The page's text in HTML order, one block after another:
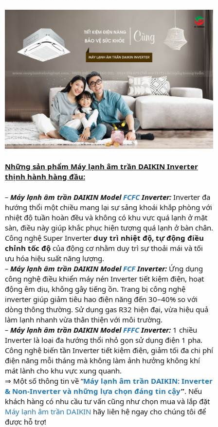
Những sản phẩm Máy lạnh âm trần DAIKIN Inverter
thịnh hành hàng đầu:
– Máy lạnh âm trần DAIKIN ModelFCFCInverter: Inverter đa
hướng thổi một chiều mang lại sự sảng khoái khắp phòng với
nhiệt độ tuần hoàn đều và không có khu vực quá lạnh ở mặt
sàn, điều này giúp khắc phục hiện tượng quá lạnh ở bàn chân.
Công nghệ Super Inverter duy trì nhiệt độ, tự động điều
chỉnh tốc độ của động cơ nhằm duy trì sự thoải mái và tối
ưu hóa hiệu suất năng lượng.
– Máy lạnh âm trần DAIKIN ModelFCFInverter: Ứng dụng
công nghệ điều khiển máy nén Inverter tiết kiệm điện, hoạt
động êm dịu, không gây tiếng ồn. Trang bị công nghệ
inverter giúp giảm tiêu hao điện năng đến 30–40% so với
dòng thông thường. Sử dụng gas R32 hiện đại, vừa hiệu quả
làm lạnh nhanh vừa thân thiện với môi trường.
– Máy lạnh âm trần DAIKIN ModelFFFCInverter: 1 chiều
Inverter là loại đa hướng thổi nhỏ gọn sử dụng điện 1 pha.
Công nghệ biến tần Inverter tiết kiệm điện, giảm tối đa chi phí
điện năng mỗi tháng mà không làm ảnh hưởng không khí
mát lành cho khu vực xung quanh.
⇒ Một số thông tin về “Máy lạnh âm trần DAIKIN: Inverter
& Non-Inverter và những lựa chọn đáng tin cậy”. Nếu
khách hàng có nhu cầu tư vấn cũng như chọn mua và lắp đặt
Máy lạnh âm trần DAIKIN hãy liên hệ ngay cho chúng tôi để
được hỗ trợ!